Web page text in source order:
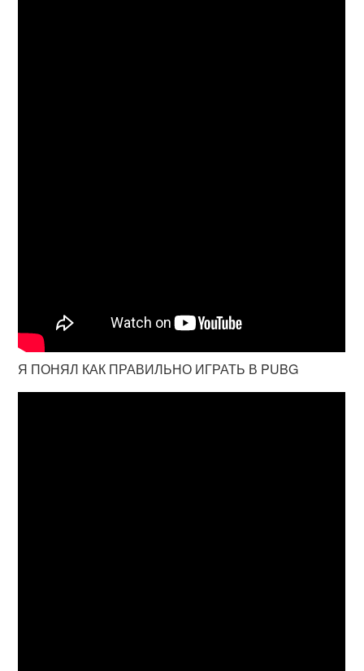
Я ПОНЯЛ КАК ПРАВИЛЬНО ИГРАТЬ В PUBG